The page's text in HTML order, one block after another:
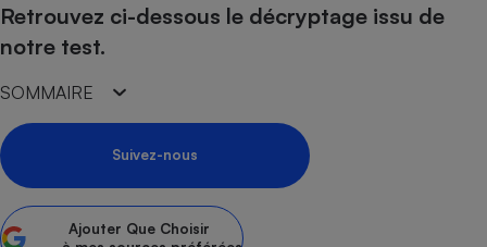
Retrouvez ci-dessous le décryptage issu de
notre test.
SOMMAIRE
Suivez-nous
Ajouter Que Choisir